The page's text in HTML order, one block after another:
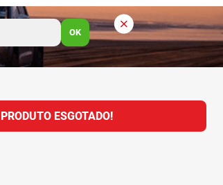
OK
PRODUTO ESGOTADO!